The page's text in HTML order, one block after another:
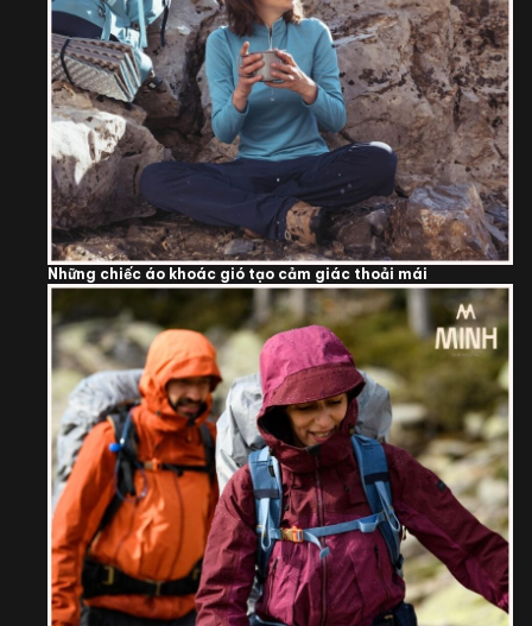
Những chiếc áo khoác gió tạo cảm giác thoải mái